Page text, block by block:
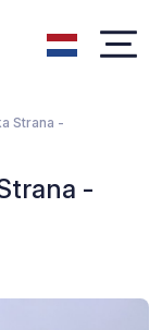
Strana -
-